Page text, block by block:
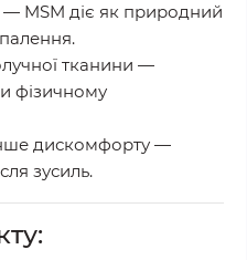
— MSM діє як природний
тканини —
фізичному
дискомфорту —
зусиль.